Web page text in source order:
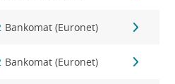
Bankomat (Euronet)
Bankomat (Euronet)